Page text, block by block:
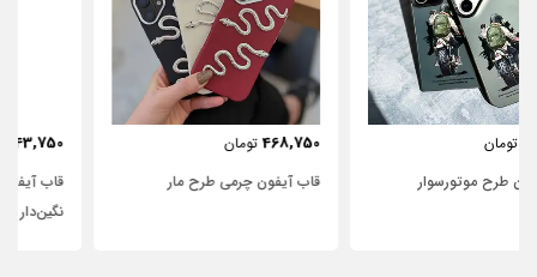
قاب آیفون چرمی طرح مار
443,750
قاب آیفون شفاف با پاپیون سفید و